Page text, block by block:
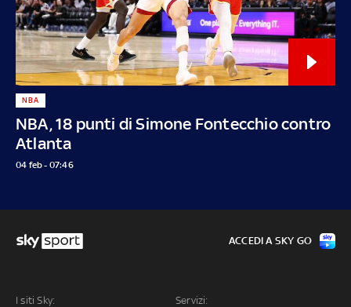
NBA, 18 punti di Simone Fontecchio contro
Atlanta
NBA
04 feb - 07:46
I siti Sky: Servizi:
ACCEDI A SKY GO